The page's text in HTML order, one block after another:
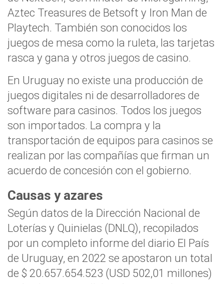
Aztec Treasures de Betsoft y Iron Man de
Playtech. También son conocidos los
juegos de mesa como la ruleta, las tarjetas
rasca y gana y otros juegos de casino.
En Uruguay no existe una producción de
juegos digitales ni de desarrolladores de
software para casinos. Todos los juegos
son importados. La compra y la
transportación de equipos para casinos se
realizan por las compañías que firman un
acuerdo de concesión con el gobierno.
Causas y azares
Según datos de la Dirección Nacional de
Loterías y Quinielas (DNLQ), recopilados
por un completo informe del diario El País
de Uruguay, en 2022 se apostaron un total
de $ 20.657.654.523 (USD 502,01 millones)